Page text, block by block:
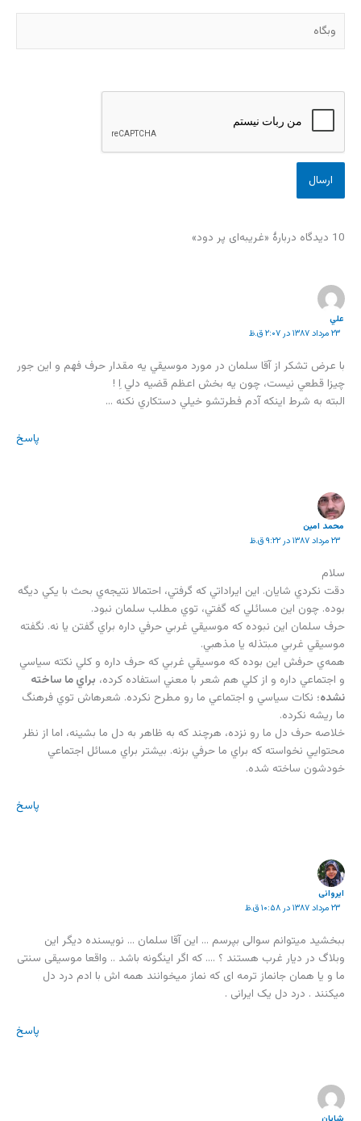
وبگاه
10 دیدگاه دربارهٔ «غریبه‌ای پر دود»
علي
۲۳ مرداد ۱۳۸۷ در ۲:۰۷ ق.ظ
با عرض تشكر از آقا سلمان در مورد موسيقي يه مقدار حرف فهم و اين جور
چيزا قطعي نيست، چون يه بخش اعظم قضيه دلي اِ !
البته به شرط اينكه آدم فطرتشو خيلي دستكاري نكنه …
پاسخ
محمد امين
۲۳ مرداد ۱۳۸۷ در ۹:۲۲ ق.ظ
سلام
دقت نكردي شايان. اين ايراداتي كه گرفتي، احتمالا نتيجه‌ي بحث با يكي ديگه
بوده. چون اين مسائلي كه گفتي، توي مطلب سلمان نبود.
حرف سلمان اين نبوده كه موسيقي غربي حرفي داره براي گفتن يا نه. نگفته
موسيقي غربي مبتذله يا مذهبي.
همه‌ي حرفش اين بوده كه موسيقي غربي كه حرف داره و كلي نكته سياسي
و اجتماعي داره و از كلي هم شعر با معني استفاده كرده، براي ما ساخته
نشده؛ نكات سياسي و اجتماعي ما رو مطرح نكرده. شعرهاش توي فرهنگ
ما ريشه نكرده.
خلاصه حرف دل ما رو نزده، هرچند كه به ظاهر به دل ما بشينه، اما از نظر
محتوايي نخواسته كه براي ما حرفي بزنه. بيشتر براي مسائل اجتماعي
خودشون ساخته شده.
پاسخ
ایروانی
۲۳ مرداد ۱۳۸۷ در ۱۰:۵۸ ق.ظ
ببخشید میتوانم سوالی بپرسم … این آقا سلمان … نویسنده دیگر این
وبلاگ در دیار غرب هستند ؟ …. که اگر اینگونه باشد .. واقعا موسیقی سنتی
ما و یا همان جانماز ترمه ای که نماز میخوانند همه اش با ادم درد دل
میکنند . درد دل یک ایرانی .
پاسخ